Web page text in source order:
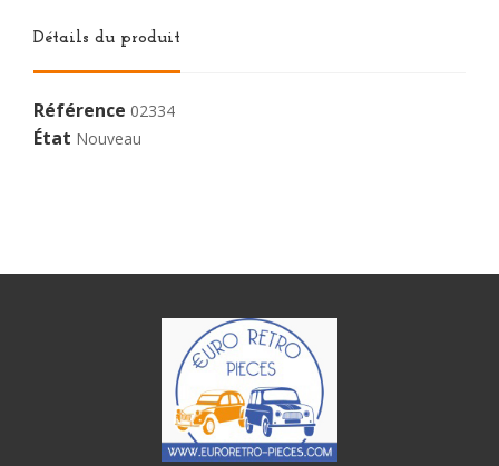
Détails du produit
Référence 02334
État Nouveau